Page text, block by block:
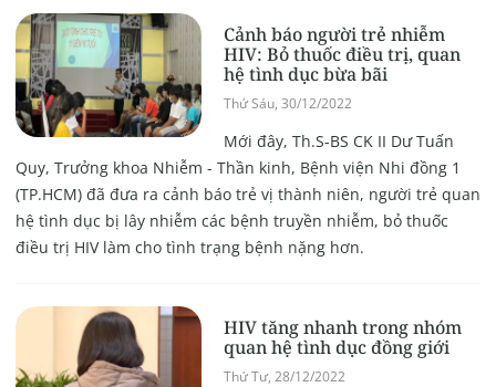
Cảnh báo người trẻ nhiễm
HIV: Bỏ thuốc điều trị, quan
hệ tình dục bừa bãi
Thứ Sáu, 30/12/2022
Mới đây, Th.S-BS CK II Dư Tuấn
Quy, Trưởng khoa Nhiễm - Thần kinh, Bệnh viện Nhi đồng 1
(TP.HCM) đã đưa ra cảnh báo trẻ vị thành niên, người trẻ quan
hệ tình dục bị lây nhiễm các bệnh truyền nhiễm, bỏ thuốc
điều trị HIV làm cho tình trạng bệnh nặng hơn.
HIV tăng nhanh trong nhóm
quan hệ tình dục đồng giới
Thứ Tư, 28/12/2022